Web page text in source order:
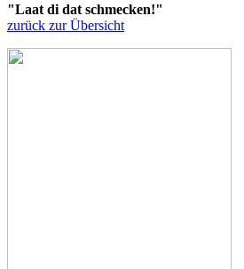
"Laat di dat schmecken!"
zurück zur Übersicht